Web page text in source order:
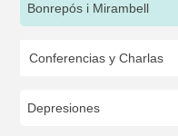
Bonrepós i Mirambell
Depresiones